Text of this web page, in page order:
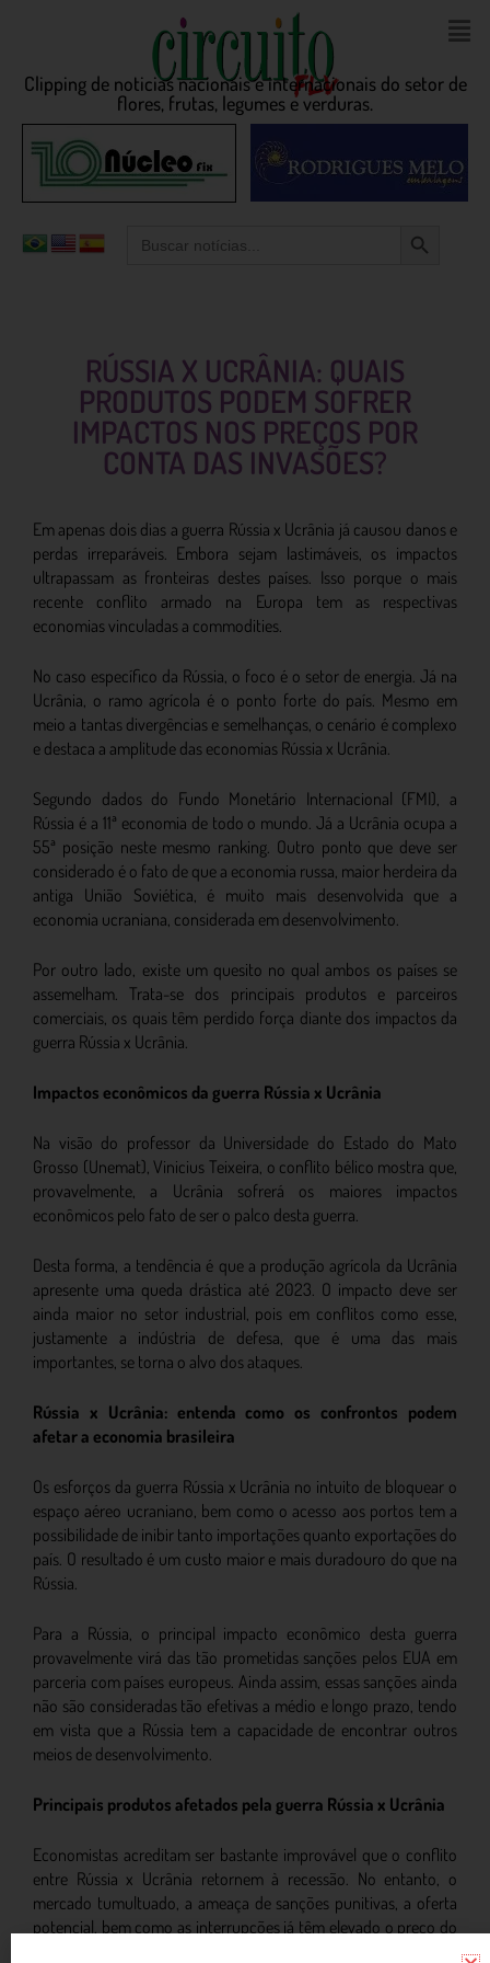
Clipping de noticias nacionais e internacionais do setor de
flores, frutas, legumes e verduras.
for:
RÚSSIA X UCRÂNIA: QUAIS
PRODUTOS PODEM SOFRER
IMPACTOS NOS PREÇOS POR
CONTA DAS INVASÕES?
Em apenas dois dias a guerra Rússia x Ucrânia já causou danos e
perdas irreparáveis. Embora sejam lastimáveis, os impactos
ultrapassam as fronteiras destes países. Isso porque o mais
recente conflito armado na Europa tem as respectivas
economias vinculadas a commodities.
No caso específico da Rússia, o foco é o setor de energia. Já na
Ucrânia, o ramo agrícola é o ponto forte do país. Mesmo em
meio a tantas divergências e semelhanças, o cenário é complexo
e destaca a amplitude das economias Rússia x Ucrânia.
Segundo dados do Fundo Monetário Internacional (FMI), a
Rússia é a 11ª economia de todo o mundo. Já a Ucrânia ocupa a
55ª posição neste mesmo ranking. Outro ponto que deve ser
considerado é o fato de que a economia russa, maior herdeira da
antiga União Soviética, é muito mais desenvolvida que a
economia ucraniana, considerada em desenvolvimento.
Por outro lado, existe um quesito no qual ambos os países se
assemelham. Trata-se dos principais produtos e parceiros
comerciais, os quais têm perdido força diante dos impactos da
guerra Rússia x Ucrânia.
Impactos econômicos da guerra Rússia x Ucrânia
Na visão do professor da Universidade do Estado do Mato
Grosso (Unemat), Vinicius Teixeira, o conflito bélico mostra que,
provavelmente, a Ucrânia sofrerá os maiores impactos
econômicos pelo fato de ser o palco desta guerra.
Desta forma, a tendência é que a produção agrícola da Ucrânia
apresente uma queda drástica até 2023. O impacto deve ser
ainda maior no setor industrial, pois em conflitos como esse,
justamente a indústria de defesa, que é uma das mais
importantes, se torna o alvo dos ataques.
Rússia x Ucrânia: entenda como os confrontos podem
afetar a economia brasileira
Os esforços da guerra Rússia x Ucrânia no intuito de bloquear o
espaço aéreo ucraniano, bem como o acesso aos portos tem a
possibilidade de inibir tanto importações quanto exportações do
país. O resultado é um custo maior e mais duradouro do que na
Rússia.
Para a Rússia, o principal impacto econômico desta guerra
provavelmente virá das tão prometidas sanções pelos EUA em
parceria com países europeus. Ainda assim, essas sanções ainda
não são consideradas tão efetivas a médio e longo prazo, tendo
em vista que a Rússia tem a capacidade de encontrar outros
meios de desenvolvimento.
Principais produtos afetados pela guerra Rússia x Ucrânia
Economistas acreditam ser bastante improvável que o conflito
entre Rússia x Ucrânia retornem à recessão. No entanto, o
mercado tumultuado, a ameaça de sanções punitivas, a oferta
potencial, bem como as interrupções já têm elevado o preço do